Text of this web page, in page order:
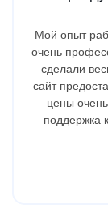
Мой опыт
очень
сделали
сайт
цены
поддержка